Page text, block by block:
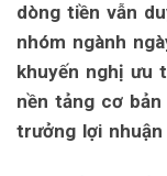
dòng tiền vẫn
nhóm ngành
khuyến nghị ưu
nền tảng cơ
trưởng lợi